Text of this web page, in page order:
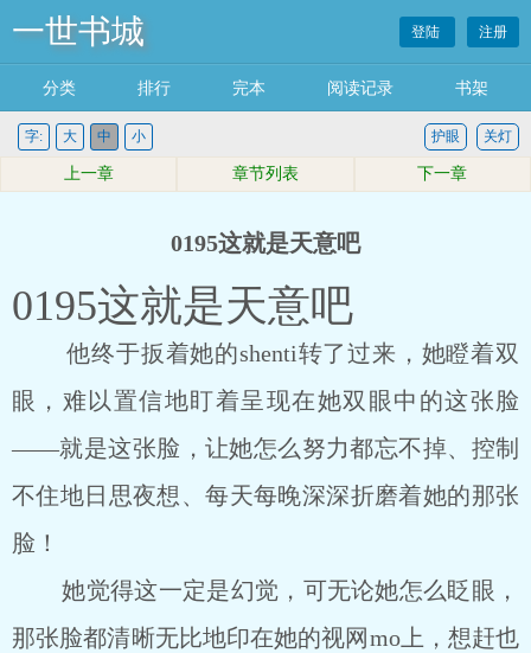
一世书城 登陆 注册
分类 排行 完本 阅读记录 书架
字: 大 中 小 关灯
护眼
上一章 章节列表 下一章
0195这就是天意吧
0195这就是天意吧
他终于扳着她的shenti转了过来，她瞪着双
眼，难以置信地盯着呈现在她双眼中的这张脸
――就是这张脸，让她怎么努力都忘不掉、控制
不住地日思夜想、每天每晚深深折磨着她的那张
脸！
她觉得这一定是幻觉，可无论她怎么眨眼，
那张脸都清晰无比地印在她的视网mo上，想赶也